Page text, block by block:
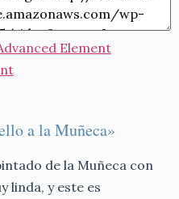
Element
a la Muñeca»
de la Muñeca con
linda, y este es